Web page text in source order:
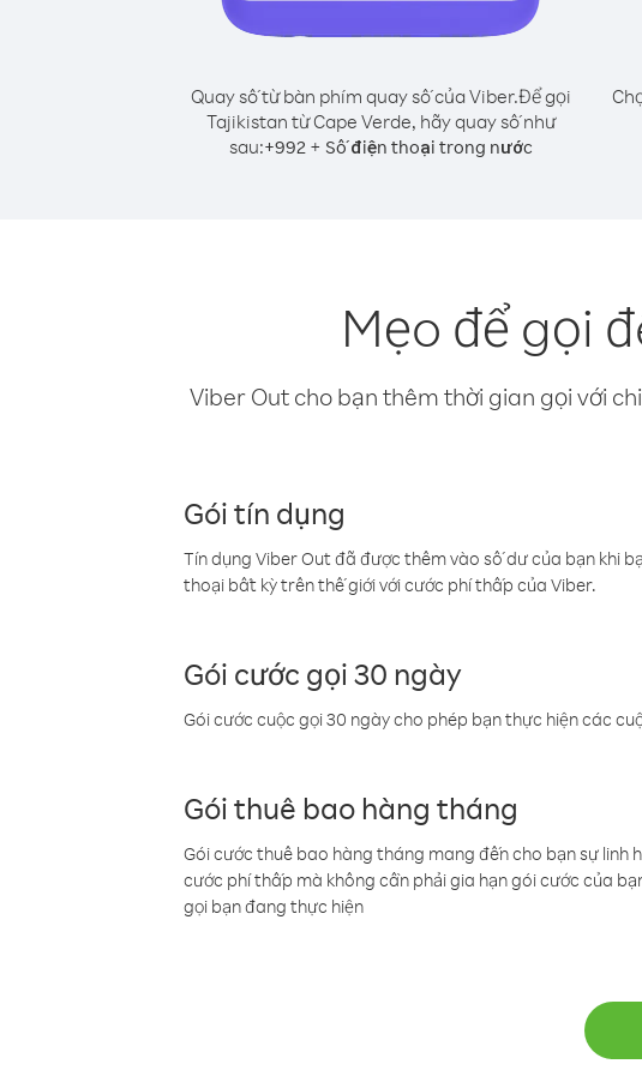
Quay số từ bàn phím quay số của Viber.Để gọi
Tajikistan từ Cape Verde, hãy quay số như
sau:+992+ Số điện thoại trong nước
Mẹo để gọi
Viber Out cho bạn thêm thời gian gọi với
Gói tín dụng
Tín dụng Viber Out đã được thêm vào số dư của bạn khi
thoại bất kỳ trên thế giới với cước phí thấp của Viber.
Gói cước gọi 30 ngày
Gói cước cuộc gọi 30 ngày cho phép bạn thực hiện các
Gói thuê bao hàng tháng
Gói cước thuê bao hàng tháng mang đến cho bạn sự linh
cước phí thấp mà không cần phải gia hạn gói cước của
gọi bạn đang thực hiện